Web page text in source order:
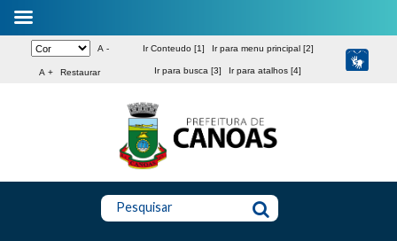
A -
A + Restaurar
Ir Conteudo [1] Ir para menu principal [2]
Ir para busca [3] Ir para atalhos [4]
Pesquisar